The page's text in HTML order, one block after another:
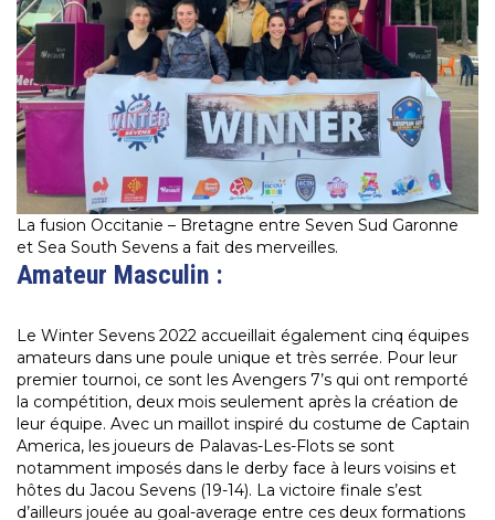
La fusion Occitanie – Bretagne entre Seven Sud Garonne
et Sea South Sevens a fait des merveilles.
Amateur Masculin :
Le Winter Sevens 2022 accueillait également cinq équipes
amateurs dans une poule unique et très serrée. Pour leur
premier tournoi, ce sont les Avengers 7’s qui ont remporté
la compétition, deux mois seulement après la création de
leur équipe. Avec un maillot inspiré du costume de Captain
America, les joueurs de Palavas-Les-Flots se sont
notamment imposés dans le derby face à leurs voisins et
hôtes du Jacou Sevens (19-14). La victoire finale s’est
d’ailleurs jouée au goal-average entre ces deux formations